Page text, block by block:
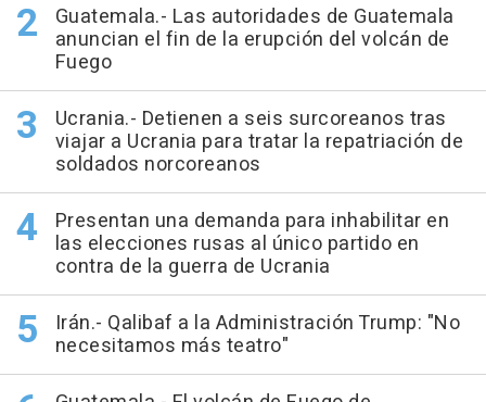
Guatemala.- Las autoridades de Guatemala
anuncian el fin de la erupción del volcán de
Fuego
Ucrania.- Detienen a seis surcoreanos tras
viajar a Ucrania para tratar la repatriación de
soldados norcoreanos
Presentan una demanda para inhabilitar en
las elecciones rusas al único partido en
contra de la guerra de Ucrania
Irán.- Qalibaf a la Administración Trump: "No
necesitamos más teatro"